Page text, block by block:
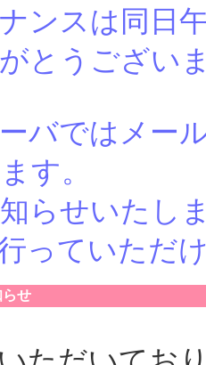
ンスは同日
とうござい
バではメー
す。
らせいたし
っていただ
せ